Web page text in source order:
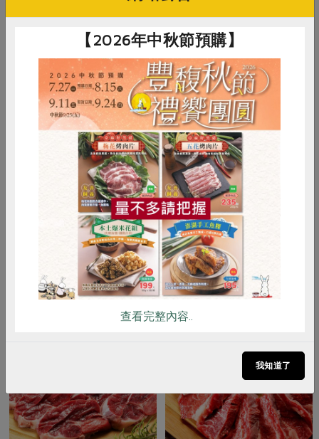
鈜景食品企業股份有限公司嘉義分公
台灣牛-半筋半肉火鍋片
$225
鈜景食品企業股份有限公司嘉義分公
司
台灣牛-肉絲
200公克
葷 冷凍
$218
RPET 食譜 減硝酸鹽
雞蛋 食安 共同購買
【2026年中秋節預購】
查看完整內容..
我知道了